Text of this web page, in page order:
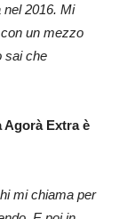
2016. Mi
un mezzo
sai che
Extra è
mi chiama per